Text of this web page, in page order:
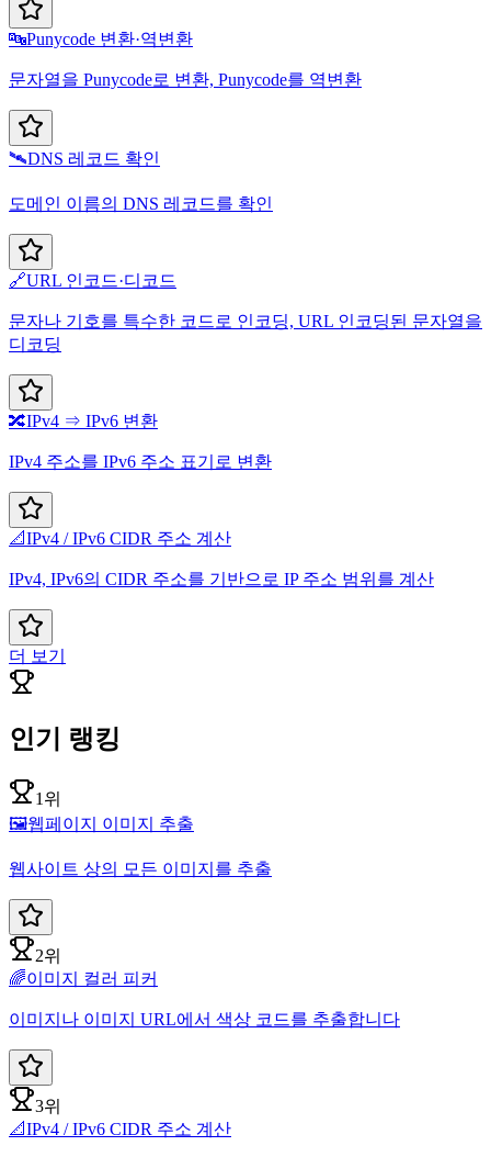
🔤Punycode 변환·역변환
문자열을 Punycode로 변환, Punycode를 역변환
🛰️DNS 레코드 확인
도메인 이름의 DNS 레코드를 확인
🔗URL 인코드·디코드
문자나 기호를 특수한 코드로 인코딩, URL 인코딩된 문자열을
디코딩
🔀IPv4 ⇒ IPv6 변환
IPv4 주소를 IPv6 주소 표기로 변환
📐IPv4 / IPv6 CIDR 주소 계산
IPv4, IPv6의 CIDR 주소를 기반으로 IP 주소 범위를 계산
더 보기
인기 랭킹
1위
🖼️웹페이지 이미지 추출
웹사이트 상의 모든 이미지를 추출
2위
🌈이미지 컬러 피커
이미지나 이미지 URL에서 색상 코드를 추출합니다
3위
📐IPv4 / IPv6 CIDR 주소 계산